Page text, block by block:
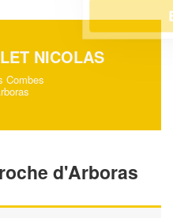
NICOLAS
Combes
d'Arboras
savoir plus